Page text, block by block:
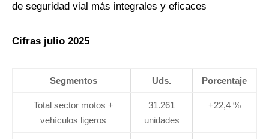
de seguridad vial más integrales y eficaces
Cifras julio 2025
Segmentos Uds. Porcentaje
Total sector motos +
vehículos ligeros
31.261
unidades
+22,4 %